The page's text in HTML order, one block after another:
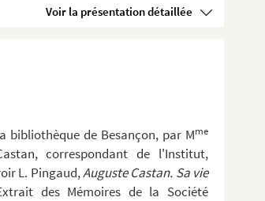
Voir la présentation détaillée
de Besançon, par Mme
correspondant de l'Institut,
L. Pingaud,Auguste Castan. Sa vie
des Mémoires de la Société